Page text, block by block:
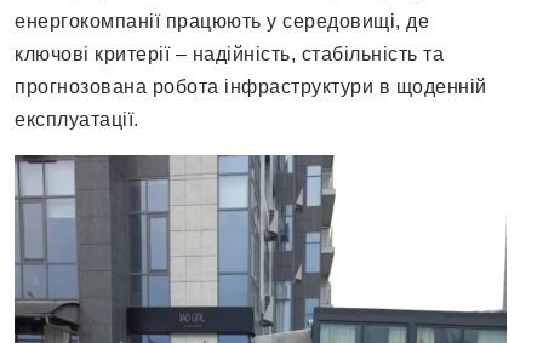
енергокомпанії працюють у середовищі, де
ключові критерії – надійність, стабільність та
прогнозована робота інфраструктури в щоденній
експлуатації.